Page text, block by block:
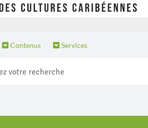
Contenus Services